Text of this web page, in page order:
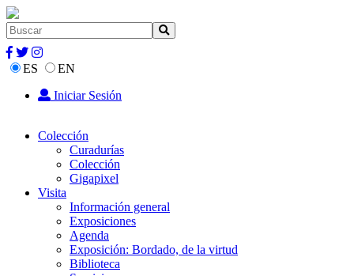
ES
EN
Iniciar Sesión
Colección
Curadurías
Colección
Gigapixel
Visita
Información general
Exposiciones
Agenda
Exposición: Bordado, de la virtud
Biblioteca